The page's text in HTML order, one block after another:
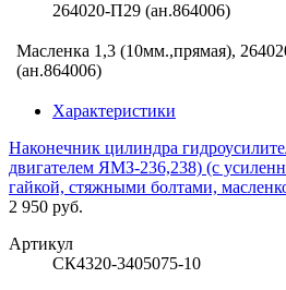
264020-П29 (ан.864006)
Масленка 1,3 (10мм.,прямая),
(ан.864006)
Характеристики
Наконечник цилиндра
двигателем ЯМЗ-236,238) (с
гайкой, стяжными болтами,
2 950 руб.
Артикул
СК4320-3405075-10